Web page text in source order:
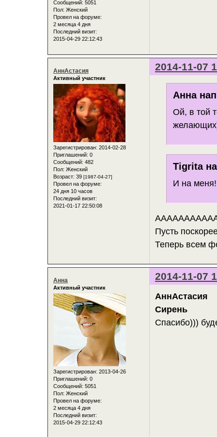
Сообщений: 5051
Пол: Женский
Провел на форуме:
2 месяца 4 дня
Последний визит:
2015-04-29 22:12:43
2014-11-07
АннАстасия
Активный участник
Зарегистрирован: 2014-02-28
Приглашений: 0
Сообщений: 482
Пол: Женский
Возраст: 39 [1987-04-27]
Провел на форуме:
24 дня 10 часов
Последний визит:
2021-01-17 22:50:08
Анна
Ой, в той
Tigrita
И на
Пусть
Теперь всем
2014-11-07
Анна
Активный участник
Зарегистрирован: 2013-04-26
Приглашений: 0
Сообщений: 5051
Пол: Женский
Провел на форуме:
2 месяца 4 дня
Последний визит:
2015-04-29 22:12:43
АннАстасия
Сирень
Спасибо)))